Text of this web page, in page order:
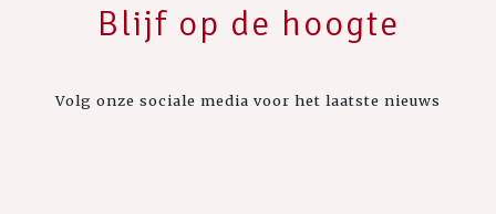
Blijf op de hoogte
Volg onze sociale media voor het laatste nieuws